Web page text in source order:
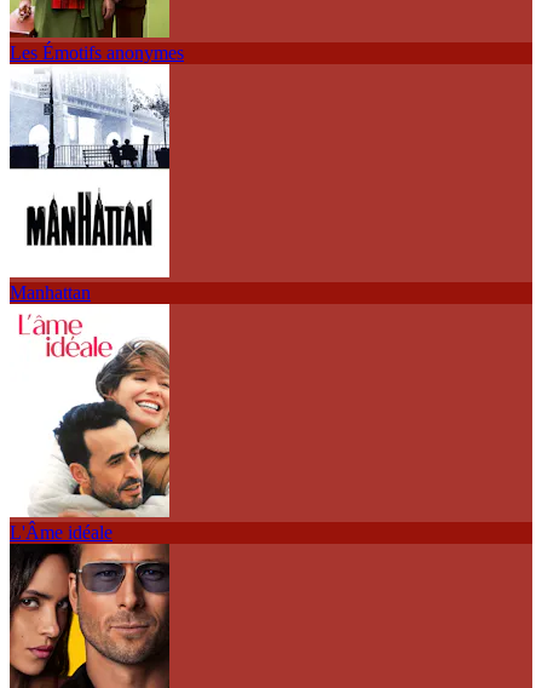
Les Émotifs anonymes
Manhattan
L'Âme idéale